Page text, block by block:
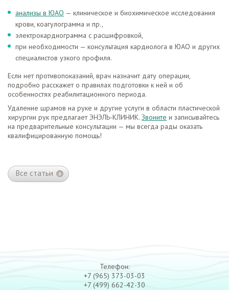
анализы в ЮАО — клиническое и биохимическое исследования
крови, коагулограмма и пр.,
электрокардиограмма с расшифровкой,
при необходимости — консультация кардиолога в ЮАО и других
специалистов узкого профиля.
Если нет противопоказаний, врач назначит дату операции,
подробно расскажет о правилах подготовки к ней и об
особенностях реабилитационного периода.
Удаление шрамов на руке и другие услуги в области пластической
хирургии рук предлагает ЭНЭЛЬ-КЛИНИК. Звоните и записывайтесь
на предварительные консультации — мы всегда рады оказать
квалифицированную помощь!
Все статьи
Телефон:
+7 (965) 373-03-03
+7 (499) 662-42-30